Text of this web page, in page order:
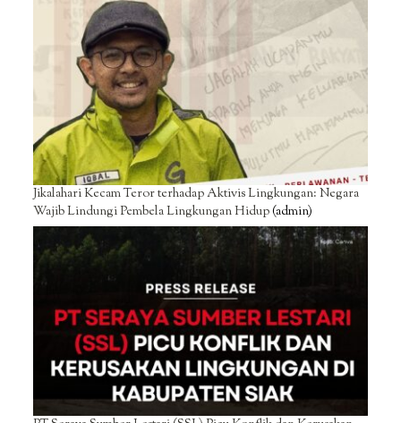
Jikalahari Kecam Teror terhadap Aktivis Lingkungan: Negara
Wajib Lindungi Pembela Lingkungan Hidup(admin)